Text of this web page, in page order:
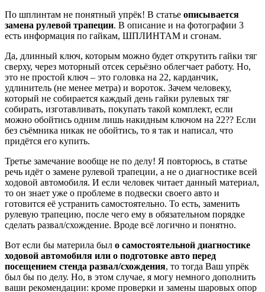
По шплинтам не понятный упрёк! В статье описывается
замена рулевой трапеции. В описание и на фотографии 3
есть информация по гайкам, ШПЛИНТАМ и сгонам.
Да, длинный ключ, которым можно будет открутить гайки тяг
сверху, через моторный отсек серьёзно облегчает работу. Но,
это не простой ключ – это головка на 22, карданчик,
удлинитель (не менее метра) и вороток. Зачем человеку,
который не собирается каждый день гайки рулевых тяг
собирать, изготавливать, покупать такой комплект, если
можно обойтись одним лишь накидным ключом на 22?? Если
без съёмника никак не обойтись, то я так и написал, что
придётся его купить.
Третье замечание вообще не по делу! Я повторюсь, в статье
речь идёт о замене рулевой трапеции, а не о диагностике всей
ходовой автомобиля. И если человек читает данный материал,
то он знает уже о проблеме в подвески своего авто и
готовится её устранить самостоятельно. То есть, заменить
рулевую трапецию, после чего ему в обязательном порядке
сделать развал/схождение. Вроде всё логично и понятно.
Вот если бы материла был о самостоятельной диагностике
ходовой автомобиля или о подготовке авто перед
посещением стенда развал/схождения, то тогда Ваш упрёк
был бы по делу. Но, в этом случае, я могу немного дополнить
ваши рекомендации: кроме проверки и замены шаровых опор